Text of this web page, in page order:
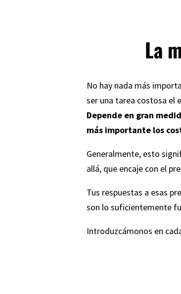
La
No hay nada más
ser una tarea costosa el
Depende en gran
más importante los
Generalmente, esto
allá, que encaje con el
Tus respuestas a esas
son lo suficientemente
Introduzcámonos en